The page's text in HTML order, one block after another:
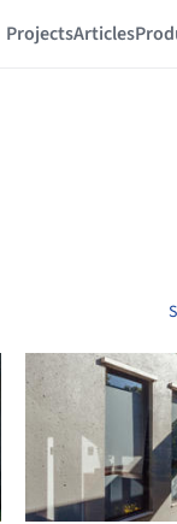
ProjectsArticles